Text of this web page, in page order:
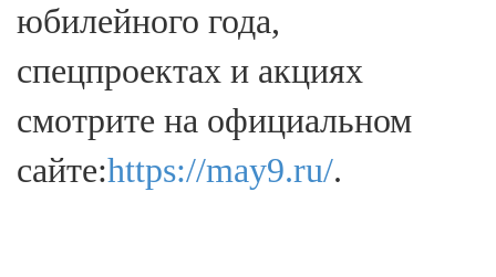
юбилейного года,
спецпроектах и акциях
смотрите на официальном
сайте:https://may9.ru/.